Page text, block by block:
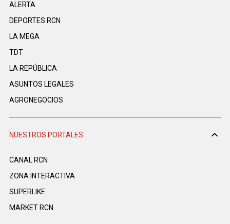
ALERTA
DEPORTES RCN
LA MEGA
TDT
LA REPÚBLICA
ASUNTOS LEGALES
AGRONEGOCIOS
NUESTROS PORTALES
CANAL RCN
ZONA INTERACTIVA
SUPERLIKE
MARKET RCN